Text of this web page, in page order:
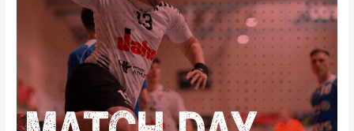
überzeugt
im
ersten
Saisonspiel